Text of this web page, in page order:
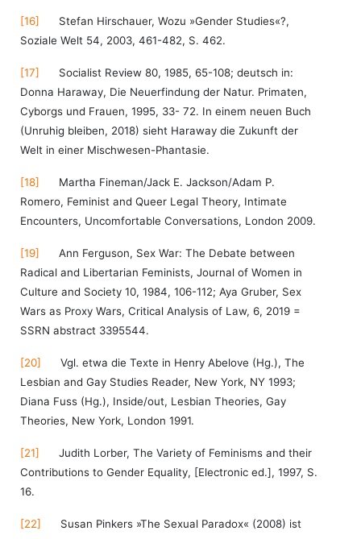
[16]
Stefan Hirschauer, Wozu »Gender Studies«?,
Soziale Welt 54, 2003, 461-482, S. 462.
[17]
Socialist Review 80, 1985, 65-108; deutsch in:
Donna Haraway, Die Neuerfindung der Natur. Primaten,
Cyborgs und Frauen, 1995, 33- 72. In einem neuen Buch
(Unruhig bleiben, 2018) sieht Haraway die Zukunft der
Welt in einer Mischwesen-Phantasie.
[18]
Martha Fineman/Jack E. Jackson/Adam P.
Romero, Feminist and Queer Legal Theory, Intimate
Encounters, Uncomfortable Conversations, London 2009.
[19]
Ann Ferguson, Sex War: The Debate between
Radical and Libertarian Feminists, Journal of Women in
Culture and Society 10, 1984, 106-112; Aya Gruber, Sex
Wars as Proxy Wars, Critical Analysis of Law, 6, 2019 =
SSRN abstract 3395544.
[20]
Vgl. etwa die Texte in Henry Abelove (Hg.), The
Lesbian and Gay Studies Reader, New York, NY 1993;
Diana Fuss (Hg.), Inside/out, Lesbian Theories, Gay
Theories, New York, London 1991.
[21]
Judith Lorber, The Variety of Feminisms and their
Contributions to Gender Equality, [Electronic ed.], 1997, S.
16.
[22]
Susan Pinkers »The Sexual Paradox« (2008) ist